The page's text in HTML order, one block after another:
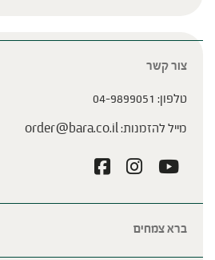
ברא צמחים
צור קשר
טלפון: 04-9899051
מייל להזמנות: order@bara.co.il